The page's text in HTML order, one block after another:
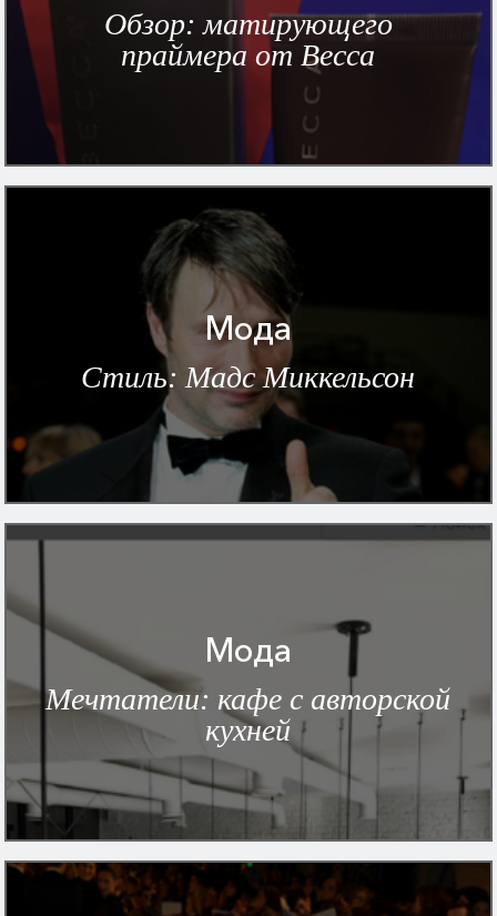
Обзор: матирующего
праймера от Becca
Мода
Cтиль: Мадс Миккельсон
Мода
Мечтатели: кафе с авторской
кухней